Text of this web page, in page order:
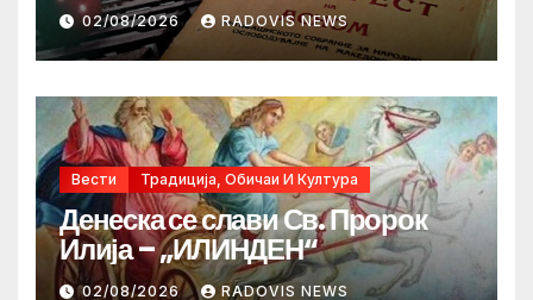
02/08/2026 RADOVIS NEWS
Вести Традиција, Обичаи И Култура
Денеска се слави Св. Пророк
Илија – „ИЛИНДЕН“
02/08/2026 RADOVIS NEWS